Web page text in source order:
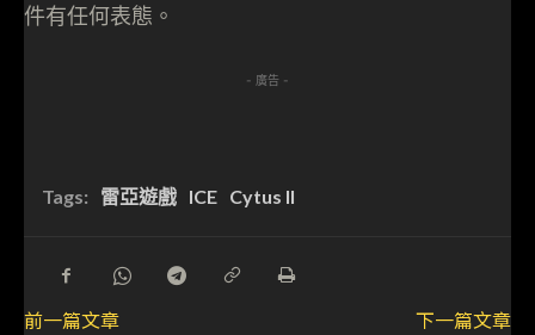
件有任何表態。
- 廣告 -
Tags: 雷亞遊戲 ICE Cytus II
前一篇文章
下一篇文章